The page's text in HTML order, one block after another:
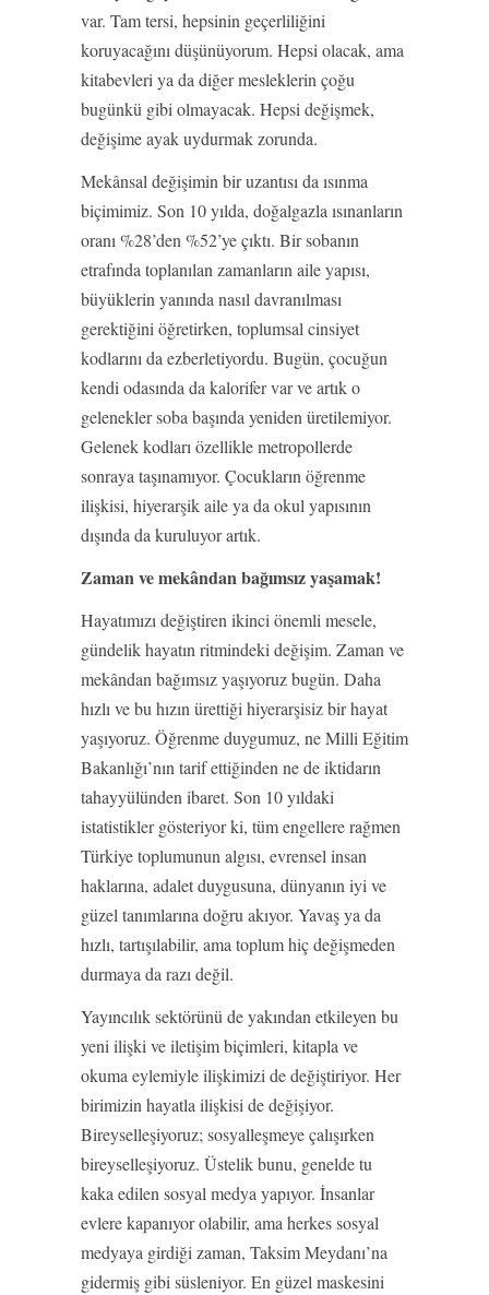
var. Tam tersi, hepsinin geçerliliğini
koruyacağını düşünüyorum. Hepsi olacak, ama
kitabevleri ya da diğer mesleklerin çoğu
bugünkü gibi olmayacak. Hepsi değişmek,
değişime ayak uydurmak zorunda.
Mekânsal değişimin bir uzantısı da ısınma
biçimimiz. Son 10 yılda, doğalgazla ısınanların
oranı %28’den %52’ye çıktı. Bir sobanın
etrafında toplanılan zamanların aile yapısı,
büyüklerin yanında nasıl davranılması
gerektiğini öğretirken, toplumsal cinsiyet
kodlarını da ezberletiyordu. Bugün, çocuğun
kendi odasında da kalorifer var ve artık o
gelenekler soba başında yeniden üretilemiyor.
Gelenek kodları özellikle metropollerde
sonraya taşınamıyor. Çocukların öğrenme
ilişkisi, hiyerarşik aile ya da okul yapısının
dışında da kuruluyor artık.
Zaman ve mekândan bağımsız yaşamak!
Hayatımızı değiştiren ikinci önemli mesele,
gündelik hayatın ritmindeki değişim. Zaman ve
mekândan bağımsız yaşıyoruz bugün. Daha
hızlı ve bu hızın ürettiği hiyerarşisiz bir hayat
yaşıyoruz. Öğrenme duygumuz, ne Milli Eğitim
Bakanlığı’nın tarif ettiğinden ne de iktidarın
tahayyülünden ibaret. Son 10 yıldaki
istatistikler gösteriyor ki, tüm engellere rağmen
Türkiye toplumunun algısı, evrensel insan
haklarına, adalet duygusuna, dünyanın iyi ve
güzel tanımlarına doğru akıyor. Yavaş ya da
hızlı, tartışılabilir, ama toplum hiç değişmeden
durmaya da razı değil.
Yayıncılık sektörünü de yakından etkileyen bu
yeni ilişki ve iletişim biçimleri, kitapla ve
okuma eylemiyle ilişkimizi de değiştiriyor. Her
birimizin hayatla ilişkisi de değişiyor.
Bireyselleşiyoruz; sosyalleşmeye çalışırken
bireyselleşiyoruz. Üstelik bunu, genelde tu
kaka edilen sosyal medya yapıyor. İnsanlar
evlere kapanıyor olabilir, ama herkes sosyal
medyaya girdiği zaman, Taksim Meydanı’na
gidermiş gibi süsleniyor. En güzel maskesini